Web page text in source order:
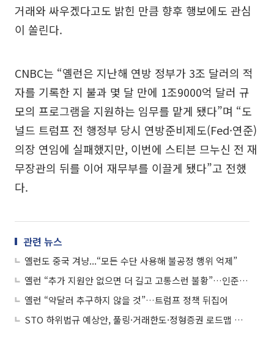
거래와 싸우겠다고도 밝힌 만큼 향후 행보에도 관심
이 쏠린다.
CNBC는 “옐런은 지난해 연방 정부가 3조 달러의 적
자를 기록한 지 불과 몇 달 만에 1조9000억 달러 규
모의 프로그램을 지원하는 임무를 맡게 됐다”며 “도
널드 트럼프 전 행정부 당시 연방준비제도(Fed·연준)
의장 연임에 실패했지만, 이번에 스티븐 므누신 전 재
무장관의 뒤를 이어 재무부를 이끌게 됐다”고 전했
다.
관련 뉴스
옐런도 중국 겨냥...“모든 수단 사용해 불공정 행위 억제”
옐런 “추가 지원안 없으면 더 길고 고통스런 불황”…인준 청문회서 의회 촉구 예정
옐런 “약달러 추구하지 않을 것”…트럼프 정책 뒤집어
STO 하위법규 예상안, 풀링·거래한도·정형증권 로드맵 제시